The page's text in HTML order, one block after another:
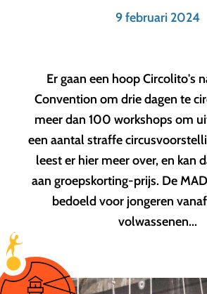
9 februari 2024
Er gaan een hoop Circolito's
Convention om drie dagen te
meer dan 100 workshops om
een aantal straffe
leest er hier meer over, en kan
aan groepskorting-prijs. De
bedoeld voor jongeren
volwassenen...